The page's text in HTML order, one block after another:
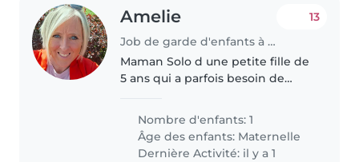
Amelie
Job de garde d'enfants à Chaudfontaine
13
Maman Solo d une petite fille de
5 ans qui a parfois besoin de
Nombre d'enfants: 1
Âge des enfants: Maternelle
Dernière Activité: il y a 1